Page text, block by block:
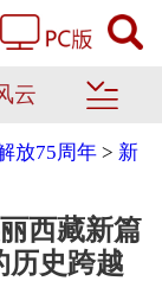
云
放75周年 > 新
西藏新篇
史跨越